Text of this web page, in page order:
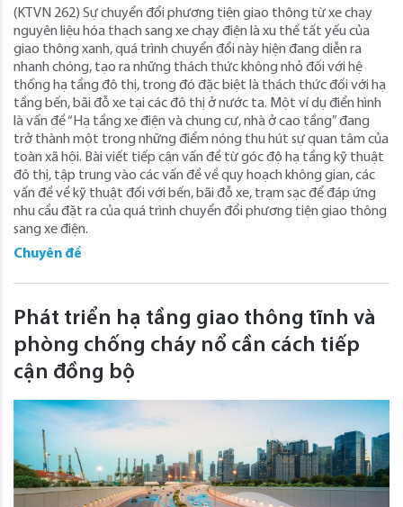
(KTVN 262) Sự chuyển đổi phương tiện giao thông từ xe chạy
nguyên liệu hóa thạch sang xe chạy điện là xu thế tất yếu của
giao thông xanh, quá trình chuyển đổi này hiện đang diễn ra
nhanh chóng, tạo ra những thách thức không nhỏ đối với hệ
thống hạ tầng đô thị, trong đó đặc biệt là thách thức đối với hạ
tầng bến, bãi đỗ xe tại các đô thị ở nước ta. Một ví dụ điển hình
là vấn đề “Hạ tầng xe điện và chung cư, nhà ở cao tầng” đang
trở thành một trong những điểm nóng thu hút sự quan tâm của
toàn xã hội. Bài viết tiếp cận vấn đề từ góc độ hạ tầng kỹ thuật
đô thị, tập trung vào các vấn đề về quy hoạch không gian, các
vấn đề về kỹ thuật đối với bến, bãi đỗ xe, trạm sạc để đáp ứng
nhu cầu đặt ra của quá trình chuyển đổi phương tiện giao thông
sang xe điện.
Chuyên đề
Phát triển hạ tầng giao thông tĩnh và
phòng chống cháy nổ cần cách tiếp
cận đồng bộ